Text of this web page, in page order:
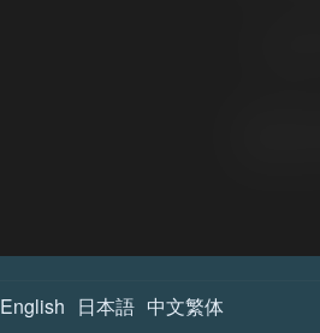
English 日本語 中文繁体